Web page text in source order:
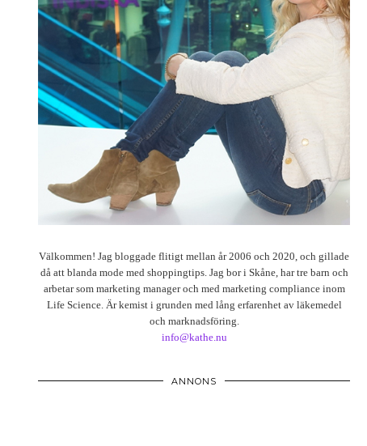
Välkommen! Jag bloggade flitigt mellan år 2006 och 2020, och gillade
då att blanda mode med shoppingtips. Jag bor i Skåne, har tre barn och
arbetar som marketing manager och med marketing compliance inom
Life Science. Är kemist i grunden med lång erfarenhet av läkemedel
och marknadsföring.
info@kathe.nu
ANNONS